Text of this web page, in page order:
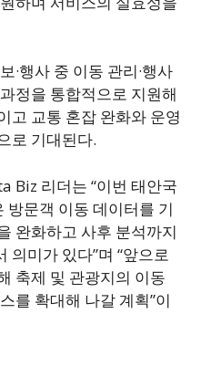
·행사 중 이동 관리·행사
정을 통합적으로 지원해
고 교통 혼잡 완화와 운영
로 기대된다.
Biz 리더는 “이번 태안국
문객 이동 데이터를 기
완화하고 사후 분석까지
의미가 있다”며 “앞으로
축제 및 관광지의 이동
를 확대해 나갈 계획”이